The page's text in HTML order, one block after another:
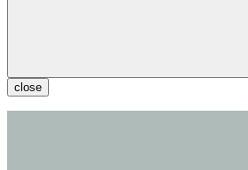
close